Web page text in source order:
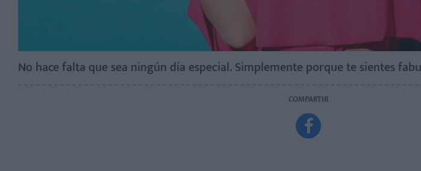
No hace falta que sea ningún día especial. Simplemente porque te sientes
COMPARTIR
